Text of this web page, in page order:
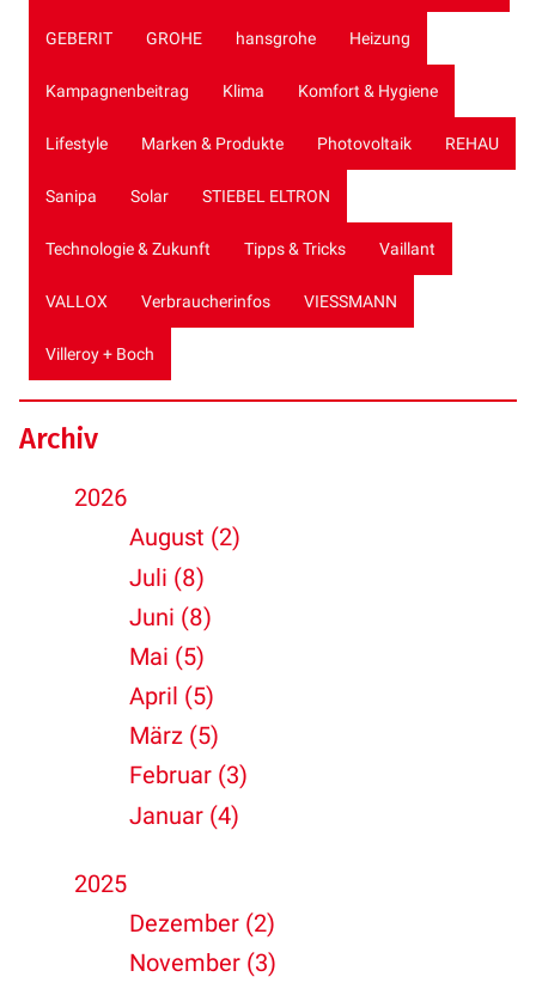
GEBERIT GROHE hansgrohe Heizung
Kampagnenbeitrag Klima Komfort & Hygiene
Lifestyle Marken & Produkte Photovoltaik REHAU
Sanipa Solar STIEBEL ELTRON
Technologie & Zukunft Tipps & Tricks Vaillant
VALLOX Verbraucherinfos VIESSMANN
Villeroy + Boch
Archiv
2026
August (2)
Juli (8)
Juni (8)
Mai (5)
April (5)
März (5)
Februar (3)
Januar (4)
2025
Dezember (2)
November (3)